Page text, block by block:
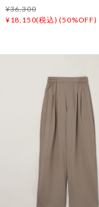
¥36,300
¥18,150(税込) (50%OFF)